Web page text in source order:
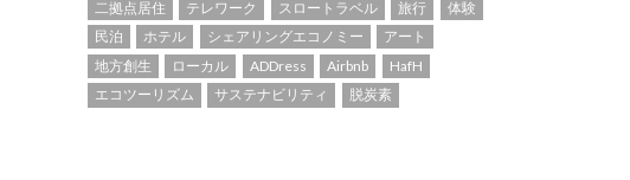
二拠点居住
テレワーク スロートラベル 旅行
体験
民泊
ホテル シェアリングエコノミー
アート
地方創生
ローカル ADDress Airbnb
HafH
エコツーリズム
サステナビリティ 脱炭素